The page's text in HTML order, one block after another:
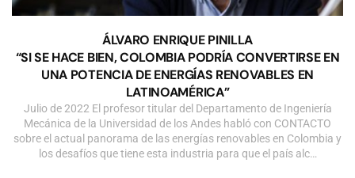
ÁLVARO ENRIQUE PINILLA
“SI SE HACE BIEN, COLOMBIA PODRÍA CONVERTIRSE EN
UNA POTENCIA DE ENERGÍAS RENOVABLES EN
LATINOAMÉRICA”
Julio de 2022 El profesor titular del Departamento de Ingeniería
Mecánica de la Universidad de los Andes habló con CONTACTO
sobre el actual panorama de las energías renovables en Colombia y
los desafíos que tiene esta industria para que el país alc…